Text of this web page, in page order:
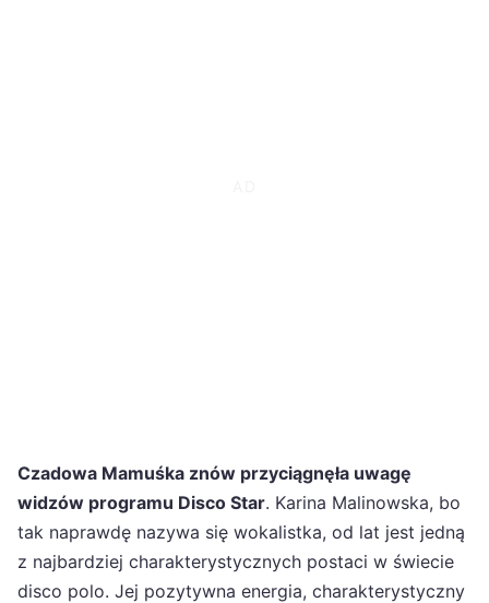
Czadowa Mamuśka znów przyciągnęła uwagę
widzów programu Disco Star. Karina Malinowska, bo
tak naprawdę nazywa się wokalistka, od lat jest jedną
z najbardziej charakterystycznych postaci w świecie
disco polo. Jej pozytywna energia, charakterystyczny